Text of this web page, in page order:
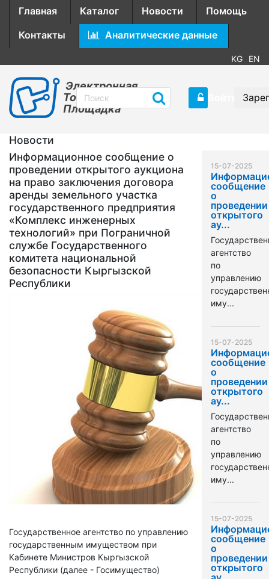
Главная Каталог Новости
Помощь
Контакты
Аналитические данные
KG EN
Электронная
Торговая
Площадка
Новости
Информационное сообщение о
проведении открытого аукциона
на право заключения договора
аренды земельного участка
государственного предприятия
«Комплекс инженерных
технологий» при Пограничной
службе Государственного
комитета национальной
безопасности Кыргызской
Республики
Государственное агентство по управлению
государственным имуществом при
Кабинете Министров Кыргызской
Республики (далее - Госимущество)
15-07-2025
сообщение
о
проведении
открытого
ау...
агентство
по
управлению
иму...
15-07-2025
сообщение
о
проведении
открытого
ау...
агентство
по
управлению
иму...
15-07-2025
сообщение
о
проведении
открытого